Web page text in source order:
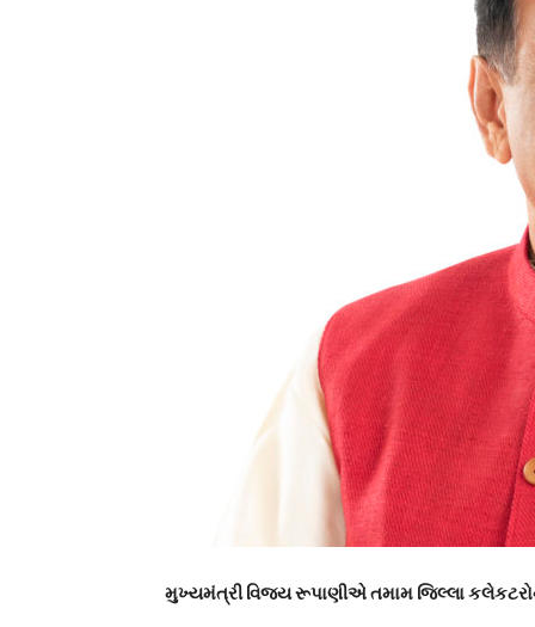
મુખ્યમંત્રી વિજય રૂપાણીએ તમામ જિલ્લા